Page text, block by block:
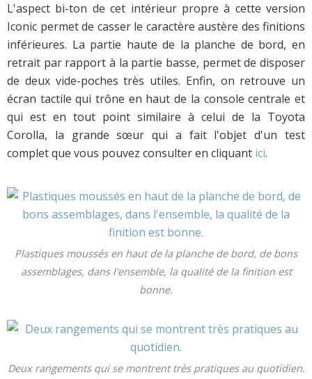
L'aspect bi-ton de cet intérieur propre à cette version
Iconic permet de casser le caractère austère des finitions
inférieures. La partie haute de la planche de bord, en
retrait par rapport à la partie basse, permet de disposer
de deux vide-poches très utiles. Enfin, on retrouve un
écran tactile qui trône en haut de la console centrale et
qui est en tout point similaire à celui de la Toyota
Corolla, la grande sœur qui a fait l'objet d'un test
complet que vous pouvez consulter en cliquant ici.
Plastiques moussés en haut de la planche de bord, de bons
assemblages, dans l'ensemble, la qualité de la finition est
bonne.
Deux rangements qui se montrent très pratiques au quotidien.